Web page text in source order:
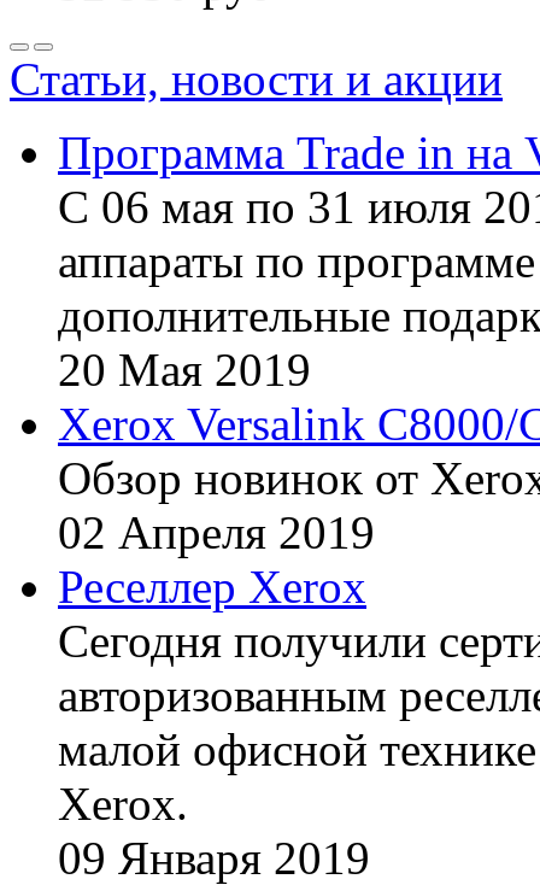
Статьи, новости и акции
Программа Trade in на
С 06 мая по 31 июля
аппараты по
дополнительные
20 Мая 2019
Xerox Versalink C8000/
Обзор новинок от
02 Апреля 2019
Реселлер Xerox
Сегодня получили
авторизованным
малой офисной
Xerox.
09 Января 2019